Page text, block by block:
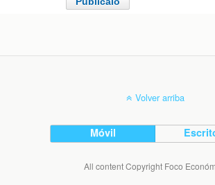
Volver arriba
Móvil
All content Copyright Foco